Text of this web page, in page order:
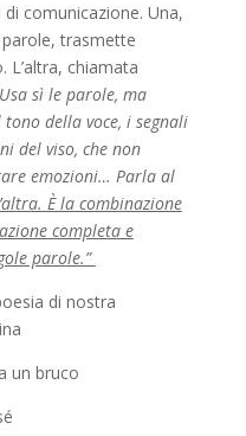
comunicazione. Una,
parole, trasmette
L’altra, chiamata
sì le parole, ma
della voce, i segnali
del viso, che non
emozioni… Parla al
È la combinazione
completa e
parole.”
di nostra
un bruco